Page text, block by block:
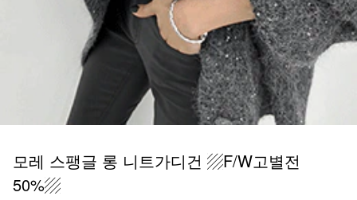
모레 스팽글 롱 니트가디건 ▨F/W고별전
50%▨